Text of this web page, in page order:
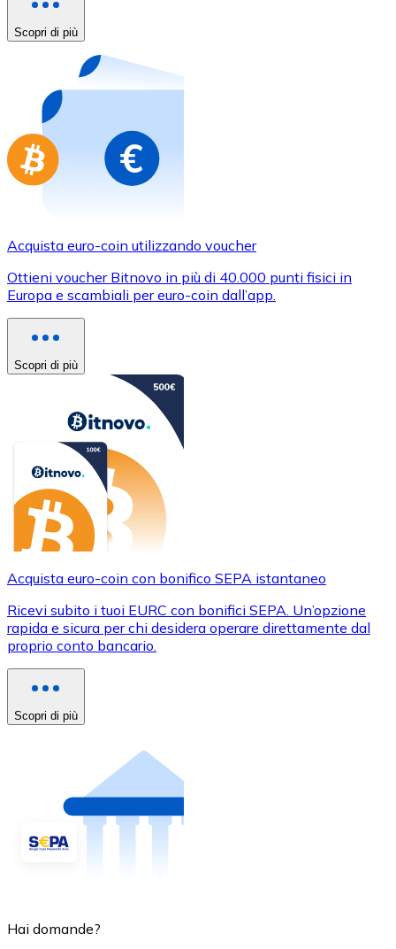
Acquista gift card dei tuoi marchi preferiti con
Vai al negozio di carte regalo
Scopri di più
Acquista euro-coin utilizzando voucher
Ottieni voucher Bitnovo in più di 40.000 punti fisici in
Europa e scambiali per euro-coin dall’app.
Scopri di più
Acquista euro-coin con bonifico SEPA istantaneo
Ricevi subito i tuoi EURC con bonifici SEPA. Un’opzione
rapida e sicura per chi desidera operare direttamente dal
proprio conto bancario.
Scopri di più
Hai domande?